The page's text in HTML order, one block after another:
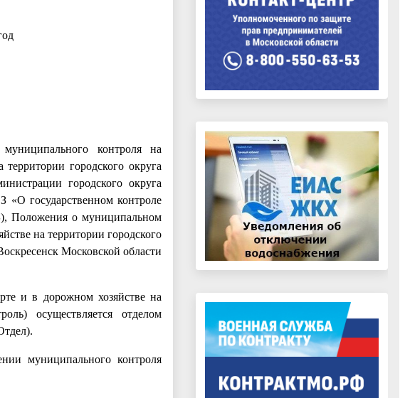
контроля на
городского округа
городского округа
«О государственном контроле
Положения о муниципальном
на территории городского
Московской области
и в дорожном хозяйстве на
осуществляется отделом
муниципального контроля